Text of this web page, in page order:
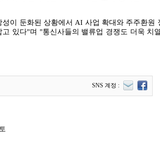
이 둔화된 상황에서 AI 사업 확대와 주주환원
있다"며 "통신사들의 밸류업 경쟁도 더욱 치
SNS 계정 :